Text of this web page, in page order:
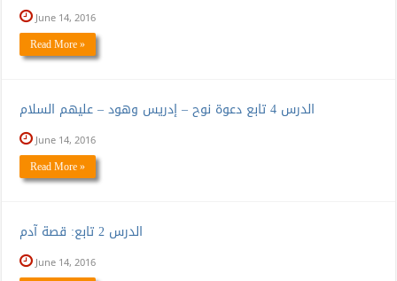
June 14, 2016
Read More »
الدرس 4 تابع دعوة نوح – إدريس وهود – عليهم السلام
June 14, 2016
Read More »
الدرس 2 تابع: قصة آدم
June 14, 2016